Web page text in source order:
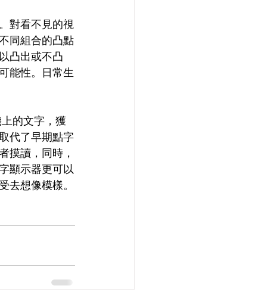
對看不見的視
同組合的凸點
凸出或不凸
能性。日常生
的文字，獲
代了早期點字
摸讀，同時，
顯示器更可以
去想像模樣。